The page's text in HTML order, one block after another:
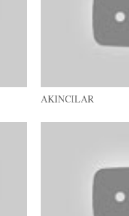
AKINCILAR